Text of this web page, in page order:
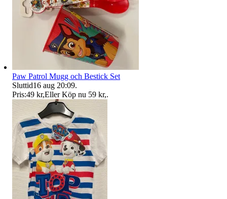
Paw Patrol Mugg och Bestick Set
Sluttid16 aug 20:09.
Pris:49 kr,Eller Köp nu 59 kr,.